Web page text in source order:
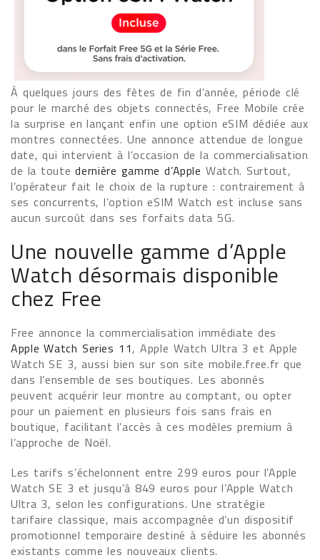
À quelques jours des fêtes de fin d’année, période clé
pour le marché des objets connectés, Free Mobile crée
la surprise en lançant enfin une option eSIM dédiée aux
montres connectées. Une annonce attendue de longue
date, qui intervient à l’occasion de la commercialisation
de la toutedernière gamme d’AppleWatch. Surtout,
l’opérateur fait le choix de la rupture : contrairement à
ses concurrents, l’option eSIM Watch est incluse sans
aucun surcoût dans ses forfaits data 5G.
Une nouvelle gamme d’Apple
Watch désormais disponible
chez Free
Free annonce la commercialisation immédiate des
Apple Watch Series 11, Apple Watch Ultra 3 et Apple
Watch SE 3, aussi bien sur son site mobile.free.fr que
dans l’ensemble de ses boutiques. Les abonnés
peuvent acquérir leur montre au comptant, ou opter
pour un paiement en plusieurs fois sans frais en
boutique, facilitant l’accès à ces modèles premium à
l’approche de Noël.
Les tarifs s’échelonnent entre 299 euros pour l’Apple
Watch SE 3 et jusqu’à 849 euros pour l’Apple Watch
Ultra 3, selon les configurations. Une stratégie
tarifaire classique, mais accompagnée d’un dispositif
promotionnel temporaire destiné à séduire les abonnés
existants comme les nouveaux clients.